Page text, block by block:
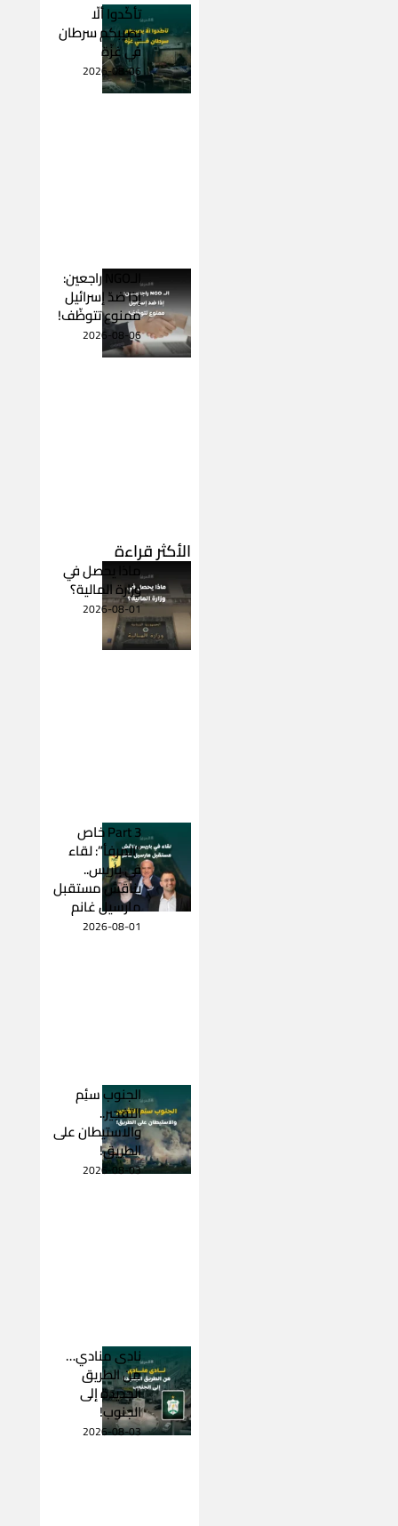
تأكّدوا ألّا
يصيبكم سرطان
في غزّة
2026-08-06
الـNGO راجعين:
إذا ضدّ إسرائيل
ممنوع تتوظّف!
2026-08-06
الأكثر قراءة
ماذا يحصل في
وزارة المالية؟
2026-08-01
Part 3 خاص
“المرفأ”: لقاء
في باريس..
يناقش مستقبل
مارسيل غانم
2026-08-01
الجنوب سئِم
التفجير..
والاستيطان على
الطريق!
2026-08-03
نادى منادي…
من الطريق
الجديدة إلى
الجنوب!
2026-08-03